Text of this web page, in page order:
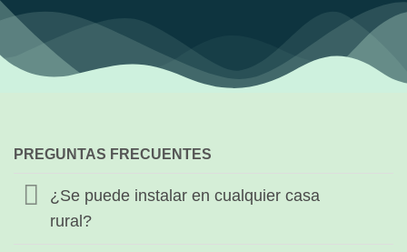
PREGUNTAS FRECUENTES
¿Se puede instalar en cualquier casa
rural?